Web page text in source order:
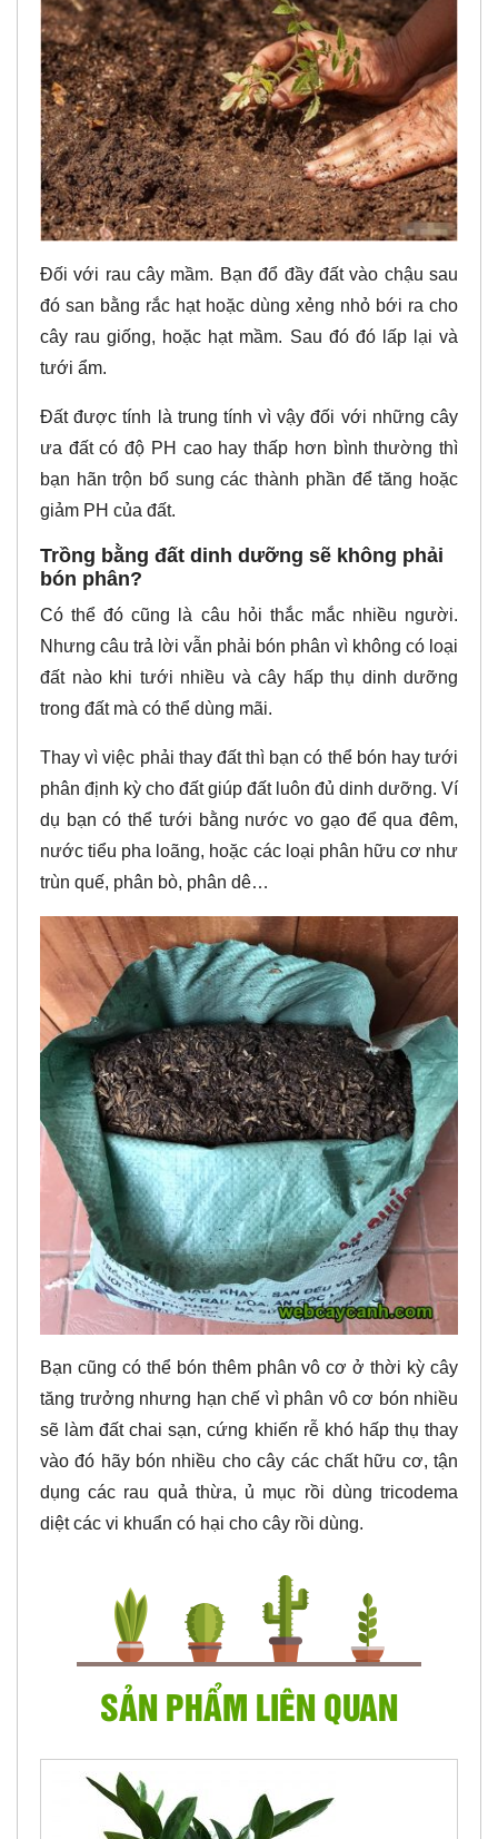
Đối với rau cây mầm. Bạn đổ đầy đất vào chậu sau
đó san bằng rắc hạt hoặc dùng xẻng nhỏ bới ra cho
cây rau giống, hoặc hạt mầm. Sau đó đó lấp lại và
tưới ẩm.
Đất được tính là trung tính vì vậy đối với những cây
ưa đất có độ PH cao hay thấp hơn bình thường thì
bạn hãn trộn bổ sung các thành phần để tăng hoặc
giảm PH của đất.
Trồng bằng đất dinh dưỡng sẽ không phải
bón phân?
Có thể đó cũng là câu hỏi thắc mắc nhiều người.
Nhưng câu trả lời vẫn phải bón phân vì không có loại
đất nào khi tưới nhiều và cây hấp thụ dinh dưỡng
trong đất mà có thể dùng mãi.
Thay vì việc phải thay đất thì bạn có thể bón hay tưới
phân định kỳ cho đất giúp đất luôn đủ dinh dưỡng. Ví
dụ bạn có thể tưới bằng nước vo gạo để qua đêm,
nước tiểu pha loãng, hoặc các loại phân hữu cơ như
trùn quế, phân bò, phân dê…
Bạn cũng có thể bón thêm phân vô cơ ở thời kỳ cây
tăng trưởng nhưng hạn chế vì phân vô cơ bón nhiều
sẽ làm đất chai sạn, cứng khiến rễ khó hấp thụ thay
vào đó hãy bón nhiều cho cây các chất hữu cơ, tận
dụng các rau quả thừa, ủ mục rồi dùng tricodema
diệt các vi khuẩn có hại cho cây rồi dùng.
SẢN PHẨM LIÊN QUAN